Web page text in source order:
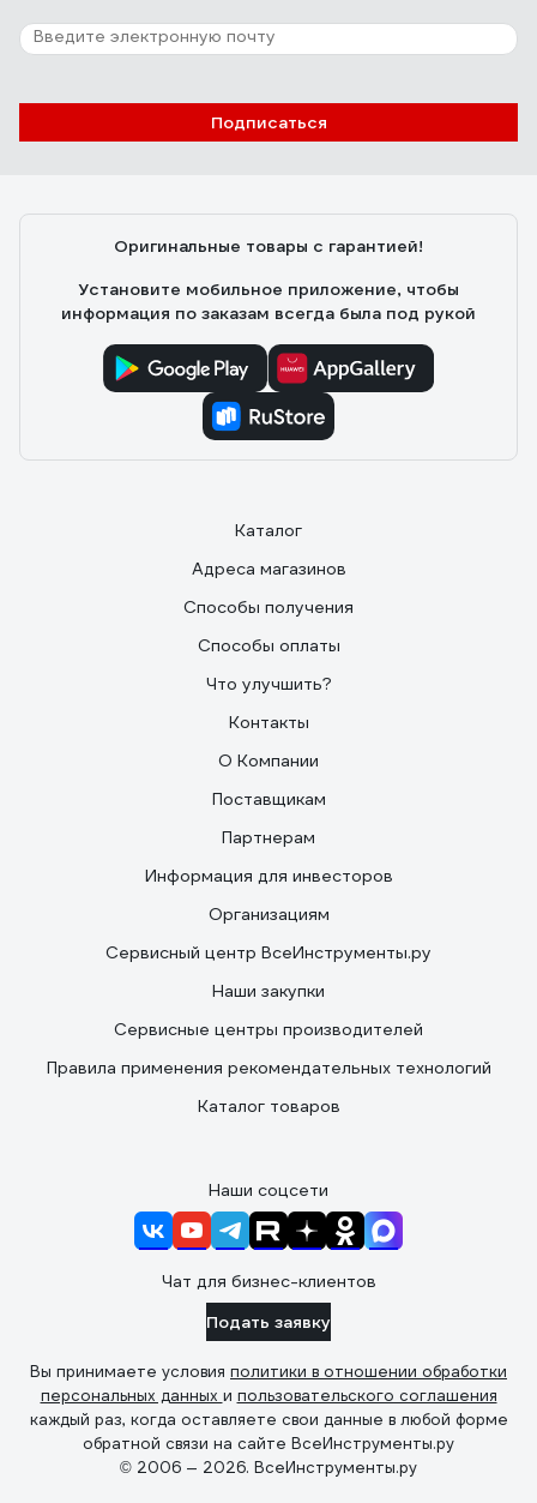
Подписаться
Оригинальные товары с гарантией!
Установите мобильное приложение, чтобы
информация по заказам всегда была под рукой
Каталог
Адреса магазинов
Способы получения
Способы оплаты
Что улучшить?
Контакты
О Компании
Поставщикам
Партнерам
Информация для инвесторов
Организациям
Сервисный центр ВсеИнструменты.ру
Наши закупки
Сервисные центры производителей
Правила применения рекомендательных технологий
Каталог товаров
Наши соцсети
Чат для бизнес-клиентов
Подать заявку
Вы принимаете условия политики в отношении обработки
персональных данных и пользовательского соглашения
каждый раз, когда оставляете свои данные в любой форме
обратной связи на сайте ВсеИнструменты.ру
© 2006 — 2026. ВсеИнструменты.ру